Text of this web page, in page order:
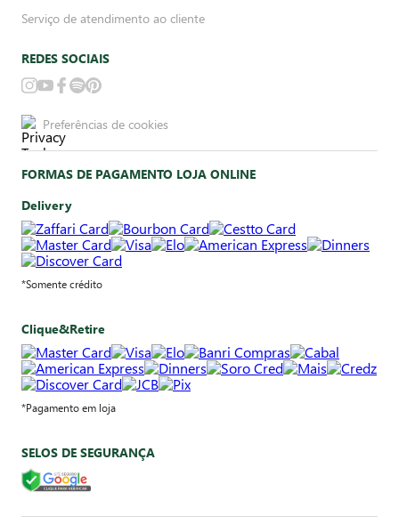
Serviço de atendimento ao cliente
REDES SOCIAIS
Preferências de cookies
FORMAS DE PAGAMENTO LOJA ONLINE
Delivery
*Somente crédito
Clique&Retire
*Pagamento em loja
SELOS DE SEGURANÇA